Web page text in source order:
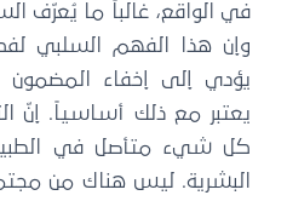
في الواقع، غالباً ما يُعرّف
وإن هذا الفهم السلبي
يؤدي إلى إخفاء المضمون
يعتبر مع ذلك أساسياً. إنّ
كل شيء متأصل في
البشرية. ليس هناك من